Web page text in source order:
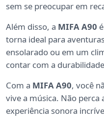
sem se preocupar em
Além disso, a MIFA A90
torna ideal para
ensolarado ou em um
contar com a
Com a MIFA A90, você
vive a música. Não perca
experiência sonora